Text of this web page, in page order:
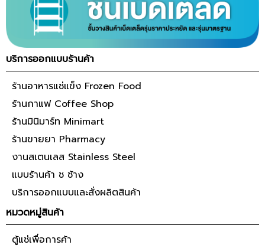
บริการออกแบบร้านค้า
ร้านอาหารแช่แข็ง Frozen Food
ร้านกาแฟ Coffee Shop
ร้านมินิมาร์ท Minimart
ร้านขายยา Pharmacy
งานสเตนเลส Stainless Steel
แบบร้านค้า ช ช้าง
บริการออกแบบและสั่งผลิตสินค้า
หมวดหมู่สินค้า
ตู้แช่เพื่อการค้า